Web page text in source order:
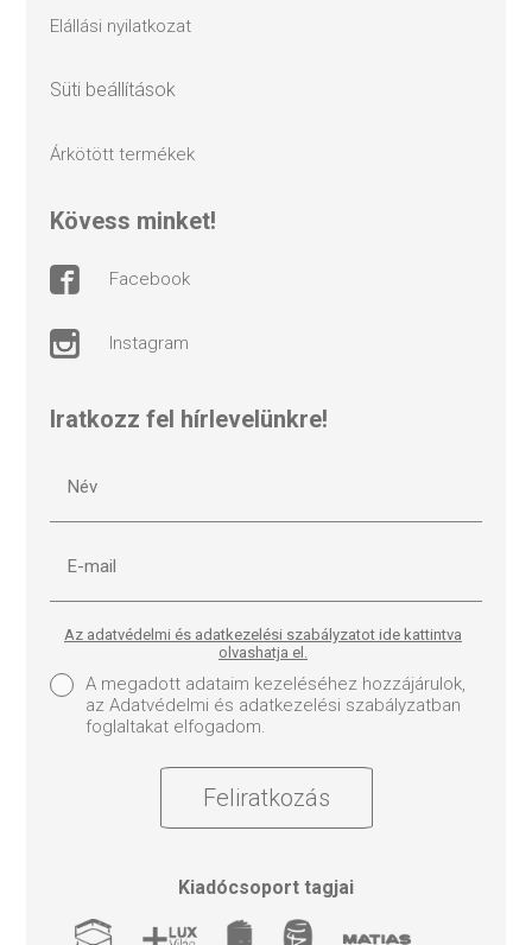
elállási nyilatkozat
süti beállítások
árkötött termékek
kövess minket!
facebook
instagram
Iratkozz fel hírlevelünkre!
Az adatvédelmi és adatkezelési szabályzatot ide kattintva
olvashatja el.
A megadott adataim kezeléséhez hozzájárulok,
az Adatvédelmi és adatkezelési szabályzatban
foglaltakat elfogadom.
Feliratkozás
Kiadócsoport tagjai